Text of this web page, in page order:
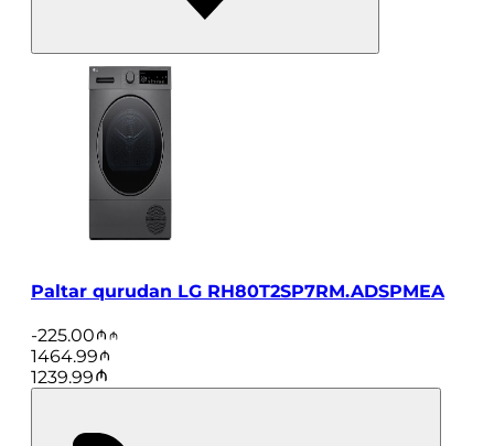
Paltar qurudan LG RH80T2SP7RM.ADSPMEA
-225.00
1464.99
1239.99